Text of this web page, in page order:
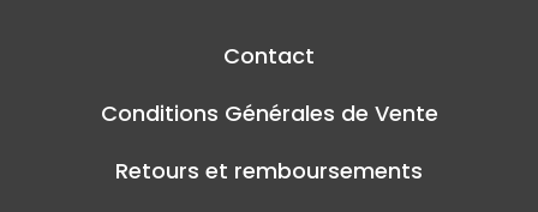
Contact
Conditions Générales de Vente
Retours et remboursements